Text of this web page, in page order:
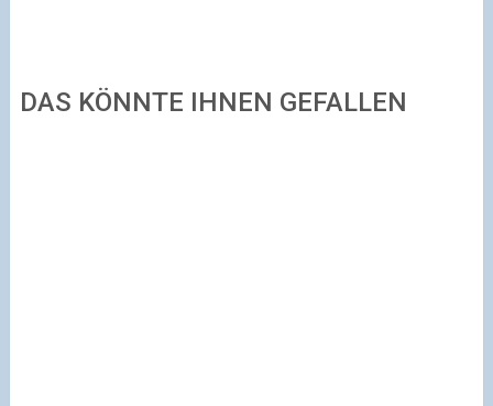
DAS KÖNNTE IHNEN GEFALLEN